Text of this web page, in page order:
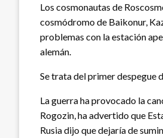
Los cosmonautas de
cosmódromo de Baikonur,
problemas con la estación
alemán.
Se trata del primer despegue
La guerra ha provocado la
Rogozin, ha advertido que
Rusia dijo que dejaría de